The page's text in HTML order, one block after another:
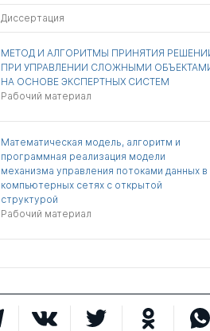
Диссертация
МЕТОД И АЛГОРИТМЫ ПРИНЯТИЯ
ПРИ УПРАВЛЕНИИ СЛОЖНЫМИ
НА ОСНОВЕ ЭКСПЕРТНЫХ СИСТЕМ
Рабочий материал
Математическая модель, алгоритм и
программная реализация модели
механизма управления потоками данных в
компьютерных сетях с открытой
структурой
Рабочий материал